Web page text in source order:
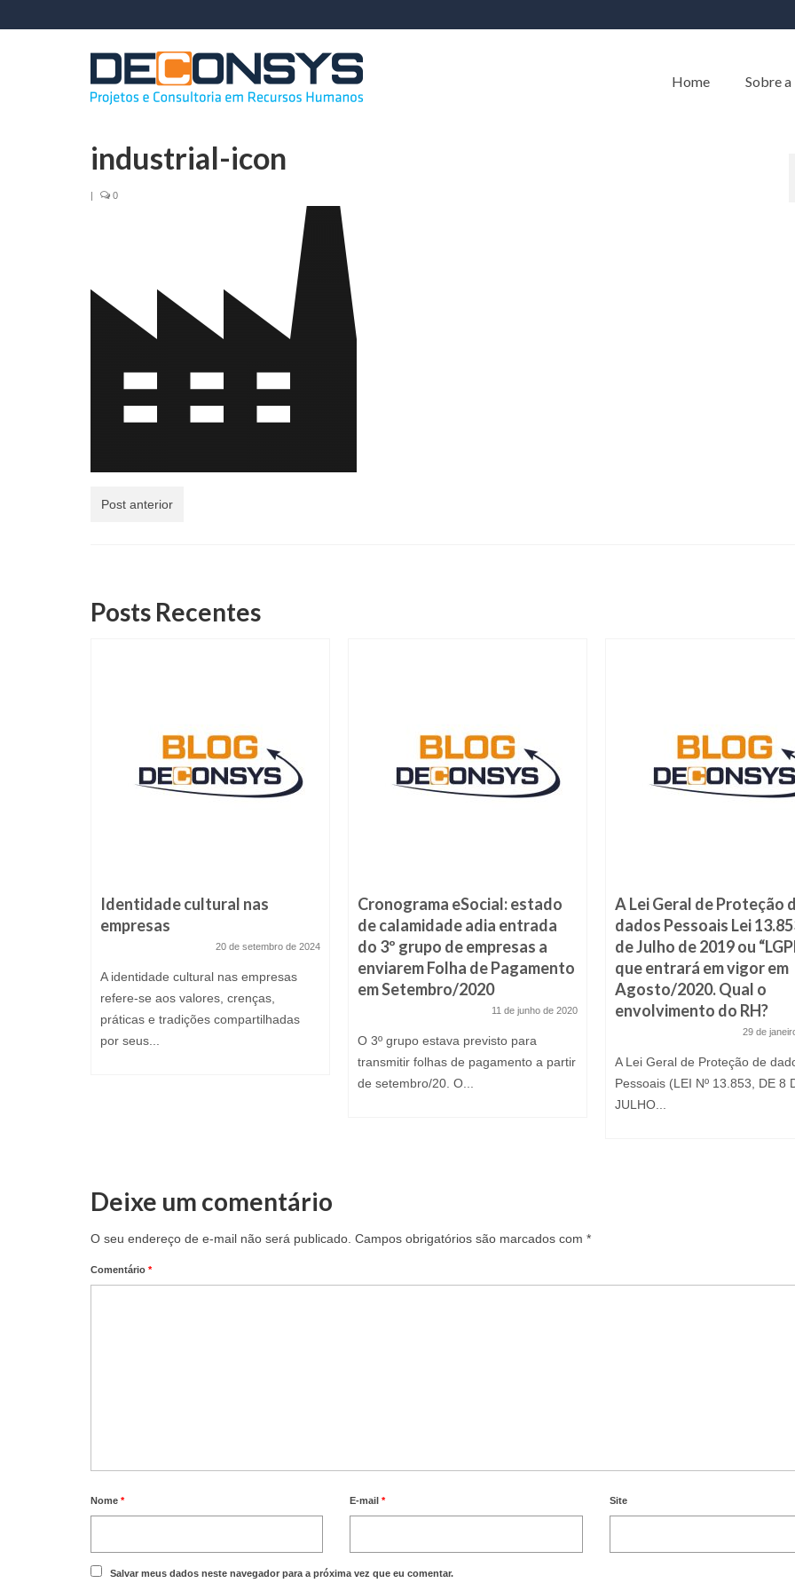
Home Sobre a
industrial-icon
| 0
Post anterior
Posts Recentes
Identidade cultural nas
empresas
20 de setembro de 2024
A identidade cultural nas empresas
refere-se aos valores, crenças,
práticas e tradições compartilhadas
por seus...
Cronograma eSocial: estado
de calamidade adia entrada
do 3º grupo de empresas a
enviarem Folha de Pagamento
em Setembro/2020
11 de junho de 2020
O 3º grupo estava previsto para
transmitir folhas de pagamento a partir
de setembro/20. O...
A Lei Geral de Proteção
dados Pessoais Lei
de Julho de 2019 ou
que entrará em vigor em
Agosto/2020. Qual o
envolvimento do RH?
29 de
A Lei Geral de Proteção de
Pessoais (LEI Nº 13.853, DE 8
JULHO...
Deixe um comentário
O seu endereço de e-mail não será publicado. Campos obrigatórios são marcados com *
Comentário *
Nome * E-mail* Site
Salvar meus dados neste navegador para a próxima vez que eu comentar.